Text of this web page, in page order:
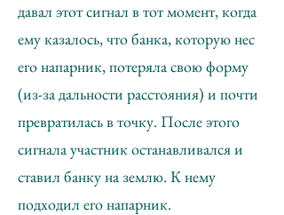
давал этот сигнал в тот момент, когда
ему казалось, что банка, которую нес
его напарник, потеряла свою форму
(из-за дальности расстояния) и почти
превратилась в точку. После этого
сигнала участник останавливался и
ставил банку на землю. К нему
подходил его напарник.